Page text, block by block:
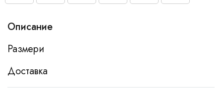
Описание
Размери
Доставка